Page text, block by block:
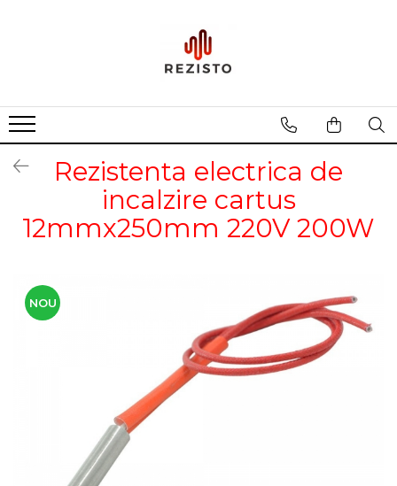
Rezistente cu profil special
Rezistente aero convectie
Rezistente panou solar
Rezistenta electrica de
incalzire cartus
12mmx250mm 220V 200W
NOU